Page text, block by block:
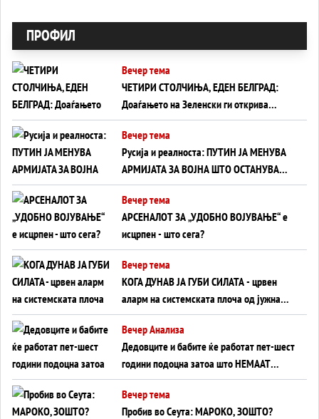
ПРОФИЛ
Вечер тема
ЧЕТИРИ СТОЛЧИЊА, ЕДЕН БЕЛГРАД:
Доаѓањето на Зеленски ги открива
тајните на политиката на балансирање
на Вучиќ
Вечер тема
Русија и реалноста: ПУТИН ЈА МЕНУВА
АРМИЈАТА ЗА ВОЈНА ШТО ОСТАНУВА
БЕЗ ФРОНТ
Вечер тема
АРСЕНАЛОТ ЗА „УДОБНО ВОЈУВАЊЕ“ е
исцрпен - што сега?
Вечер тема
КОГА ДУНАВ ЈА ГУБИ СИЛАТА - црвен
аларм на системската плоча од јужна
Германија до Црното Море...
Вечер Анализа
Дедовците и бабите ќе работат пет-шест
години подоцна затоа што НЕМААТ
ВНУЦИ ДА ГИ ЗАМЕНАТ
Вечер тема
Пробив во Сеута: МАРОКО, ЗОШТО?